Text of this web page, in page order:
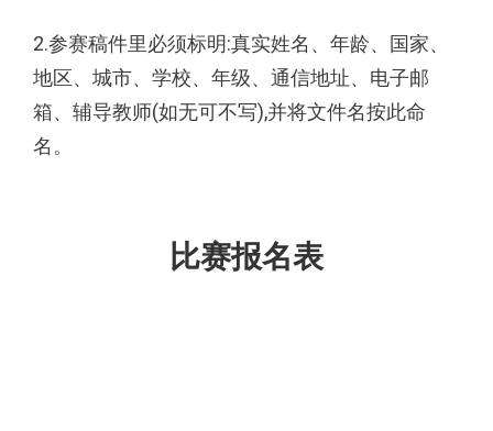
2.参赛稿件里必须标明:真实姓名、年龄、国家、
地区、城市、学校、年级、通信地址、电子邮
箱、辅导教师(如无可不写),并将文件名按此命
名。
比赛报名表